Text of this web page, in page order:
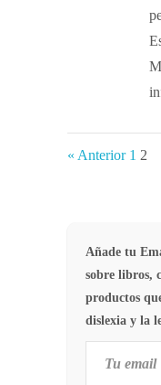
« Anterior 1 2
Añade tu
sobre libros,
productos
dislexia y la